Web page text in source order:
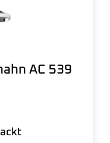
AC 539